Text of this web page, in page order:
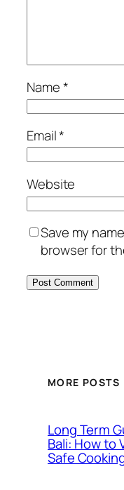
Name*
Email*
Website
Save my
browser for
MORE POSTS
Long Term
Bali: How to
Safe